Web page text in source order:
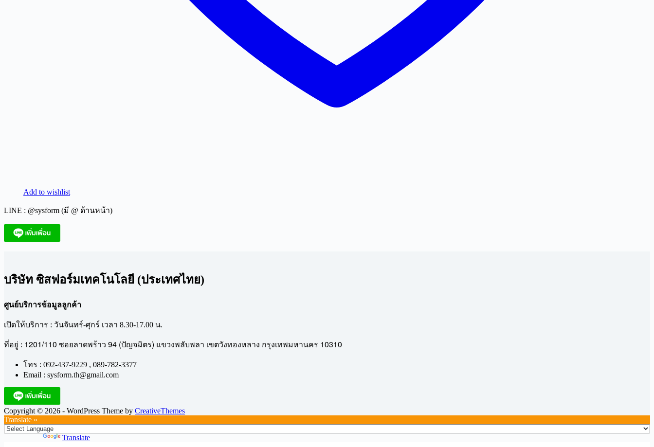
Add to wishlist
LINE : @sysform (มี @ ด้านหน้า)
บริษัท ซิสฟอร์มเทคโนโลยี (ประเทศไทย)
ศูนย์บริการข้อมูลลูกค้า
เปิดให้บริการ : วันจันทร์-ศุกร์ เวลา 8.30-17.00 น.
ที่อยู่ : 1201/110 ซอยลาดพร้าว 94 (ปัญจมิตร) แขวงพลับพลา เขตวังทองหลาง กรุงเทพมหานคร 10310
โทร : 092-437-9229 , 089-782-3377
Email : sysform.th@gmail.com
Copyright © 2026 - WordPress Theme by CreativeThemes
Translate »
Translate